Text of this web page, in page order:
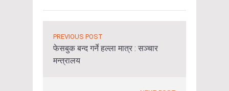
PREVIOUS POST
फेसबुक बन्द गर्ने हल्ला मात्र : सञ्चार
मन्त्रालय